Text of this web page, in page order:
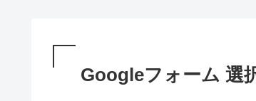
Googleフォーム 選